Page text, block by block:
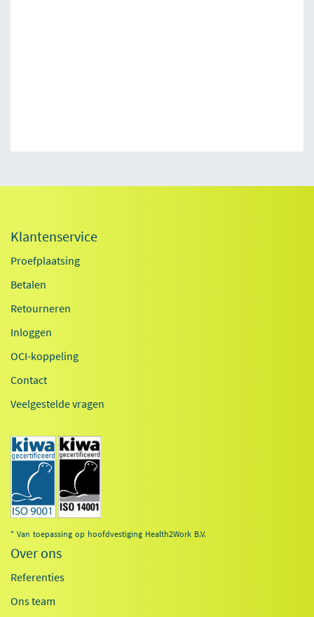
Klantenservice
Proefplaatsing
Betalen
Retourneren
Inloggen
OCI-koppeling
Contact
Veelgestelde vragen
* Van toepassing op hoofdvestiging Health2Work B.V.
Over ons
Referenties
Ons team